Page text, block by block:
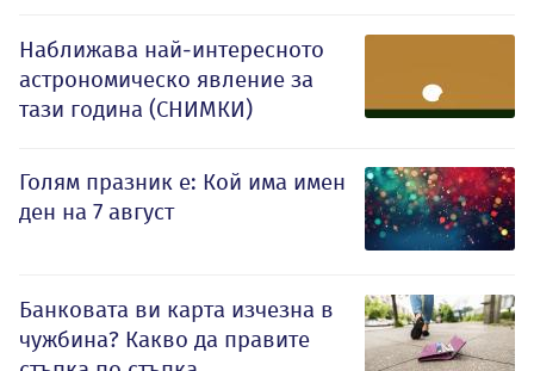
Наближава най-интересното
астрономическо явление за
тази година (СНИМКИ)
Голям празник е: Кой има имен
ден на 7 август
Банковата ви карта изчезна в
чужбина? Какво да правите